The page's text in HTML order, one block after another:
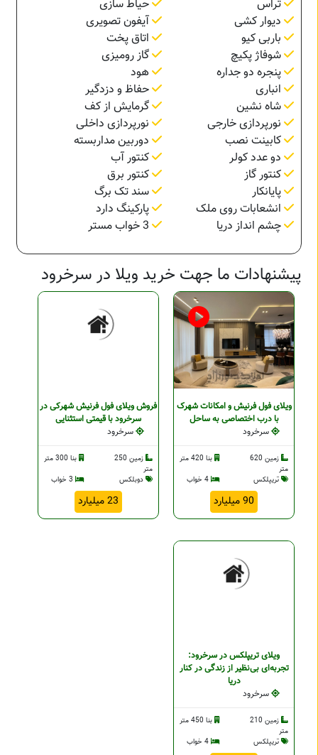
تراس
حیاط سازی
دیوار کشی
آیفون تصویری
باربی کیو
اتاق پخت
شوفاژ پکیچ
گاز رومیزی
پنجره دو جداره
هود
انباری
حفاظ و دزدگیر
شاه نشین
گرمایش از کف
نورپردازی خارجی
نورپردازی داخلی
کابینت نصب
دوربین مداربسته
دو عدد کولر
کنتور آب
کنتور گاز
کنتور برق
پایانکار
سند تک برگ
انشعابات روی ملک
پارکینگ دارد
چشم انداز دریا
پیشنهادات ما جهت خرید ویلا در سرخرود
ویلای فول فرنیش و امکانات شهرک
با درب اختصاصی به ساحل
سرخرود
زمین 620
متر
بنا 420 متر
تریپلکس
4 خواب
90 میلیارد
فروش ویلای فول فرنیش شهرکی در
سرخرود با قیمتی استثنایی
سرخرود
زمین 250
متر
بنا 300 متر
دوبلکس
23 میلیارد
ویلای تریپلکس در سرخرود:
تجربه‌ای بی‌نظیر از زندگی در کنار
دریا
سرخرود
زمین 210
متر
بنا 450 متر
تریپلکس
4 خواب